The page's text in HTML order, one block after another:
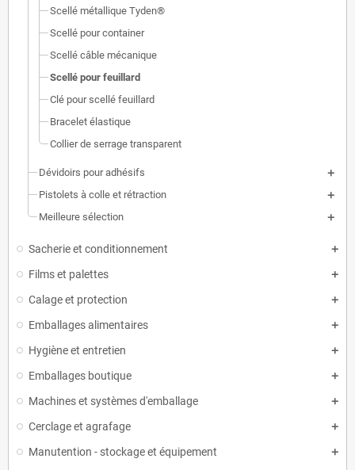
Scellé métallique Tyden®
Scellé pour container
Scellé câble mécanique
Scellé pour feuillard
Clé pour scellé feuillard
Bracelet élastique
Collier de serrage transparent
Dévidoirs pour adhésifs
Pistolets à colle et rétraction
Meilleure sélection
Sacherie et conditionnement
Films et palettes
Calage et protection
Emballages alimentaires
Hygiène et entretien
Emballages boutique
Machines et systèmes d'emballage
Cerclage et agrafage
Manutention - stockage et équipement